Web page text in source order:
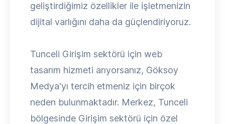
geliştirdiğimiz özellikler ile işletmenizin
dijital varlığını daha da güçlendiriyoruz.
Tunceli Girişim sektörü için web
tasarım hizmeti arıyorsanız, Göksoy
Medya'yı tercih etmeniz için birçok
neden bulunmaktadır. Merkez, Tunceli
bölgesinde Girişim sektörü için özel